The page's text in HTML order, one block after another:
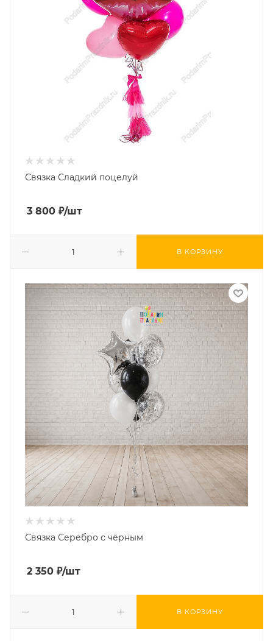
Связка Сладкий поцелуй
3 800 ₽/шт
В КОРЗИНУ
Связка Серебро с чёрным
2 350 ₽/шт
В КОРЗИНУ